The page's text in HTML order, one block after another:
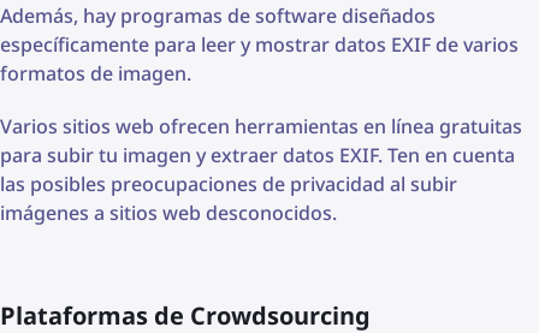
Además, hay programas de software diseñados
específicamente para leer y mostrar datos EXIF de varios
formatos de imagen.
Varios sitios web ofrecen herramientas en línea gratuitas
para subir tu imagen y extraer datos EXIF. Ten en cuenta
las posibles preocupaciones de privacidad al subir
imágenes a sitios web desconocidos.
Plataformas de Crowdsourcing